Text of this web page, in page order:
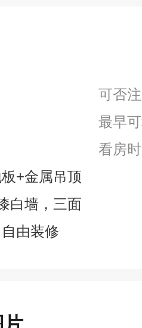
可否
最早
看房
+金属吊顶
白墙，三面
由装修
片